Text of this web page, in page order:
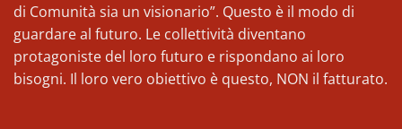
di Comunità sia un visionario”. Questo è il modo di
guardare al futuro. Le collettività diventano
protagoniste del loro futuro e rispondano ai loro
bisogni. Il loro vero obiettivo è questo, NON il fatturato.